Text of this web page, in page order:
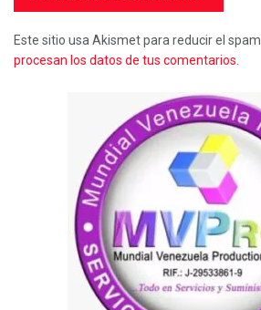
Este sitio usa Akismet para reducir el spam.
procesan los datos de tus comentarios.